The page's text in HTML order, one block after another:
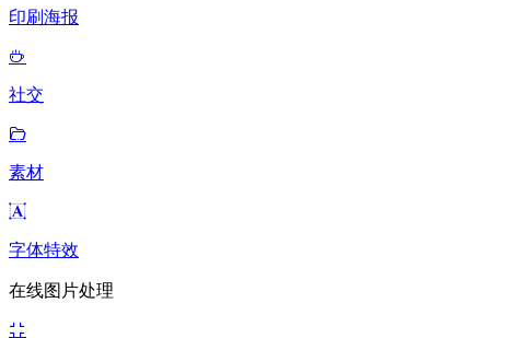
印刷海报
社交
素材
字体特效
在线图片处理